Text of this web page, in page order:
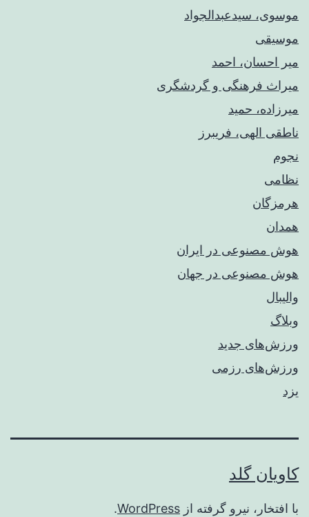
موسوی، سیدعبدالجواد
موسیقی
میر احسان، احمد
میراث فرهنگی و گردشگری
میرزاده، حمید
ناطقی الهی، فریبرز
نجوم
نظامی
هرمزگان
همدان
هوش مصنوعی در ایران
هوش مصنوعی در جهان
والیبال
وبلاگ
ورزش‌های جدید
ورزش‌های رزمی
یزد
کاویان گلد
با افتخار، نیرو گرفته از WordPress
.